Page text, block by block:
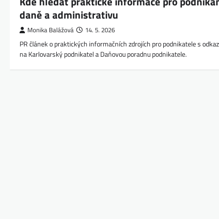
daně a administrativu
Monika Balážová 14. 5. 2026
PR článek o praktických informačních zdrojích pro podnikatele s
na Karlovarský podnikatel a Daňovou poradnu podnikatele.